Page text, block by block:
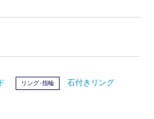
リング･指輪 石付きリング